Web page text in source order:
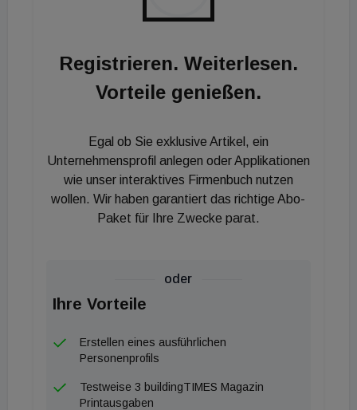
Bei den interessanten Vorträgen spannt sich der
Bogen dabei von, wie eine nachhaltige Baustelle
langfristige Strategie des Bundes zum Ausbau des
Bahnnetzes, Straßeninfrastrukturprojekte im
digitalen Wandel, bis hin zur international
industriellen Vorfertigung von Wohngebäuden.
Auftraggeber sowie Bau- und Baustoffindustrie
berichten in 50 Vorträgen über neueste technische
Digitalisierung, Projektvorschauen, Ausführungen
und Planungen, sowohl für Verkehrsinfrastruktur, als
auch für Hochbau in Österreich und International.
Registrieren. Weiterlesen.
Vorteile genießen.
Egal ob Sie exklusive Artikel, ein
Unternehmensprofil anlegen oder Applikationen
wie unser interaktives Firmenbuch nutzen
wollen. Wir haben garantiert das richtige Abo-
Paket für Ihre Zwecke parat.
oder
Ihre Vorteile
Erstellen eines ausführlichen
Personenprofils
Testweise 3 buildingTIMES Magazin
Printausgaben